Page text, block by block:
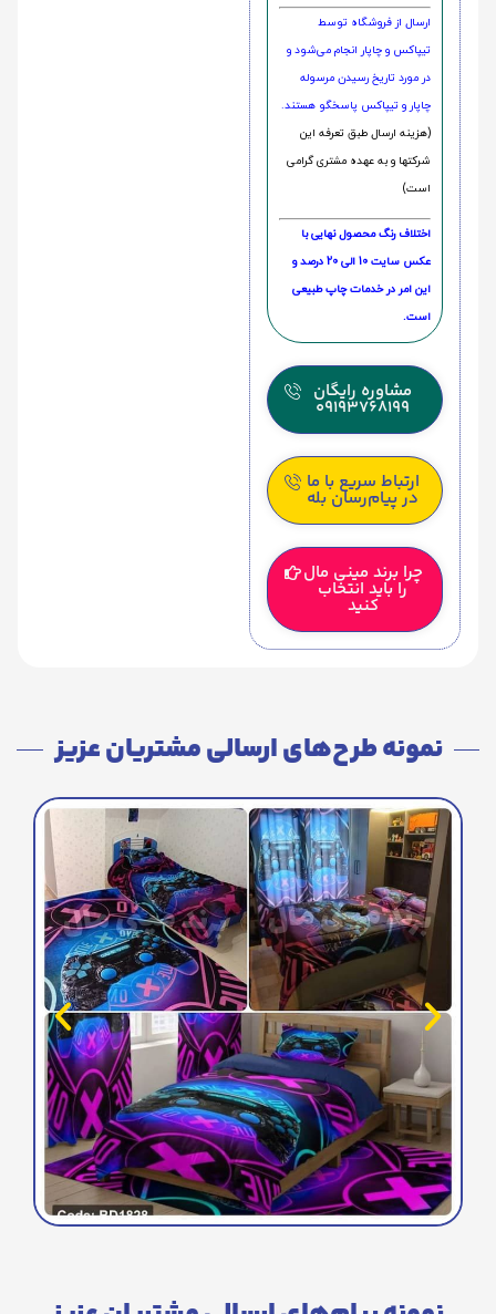
ارسال از فروشگاه توسط
تیپاکس و چاپار انجام می‌شود و
در مورد تاریخ رسیدن مرسوله
چاپار و تیپاکس پاسخگو هستند.
(هزینه ارسال طبق تعرفه این
شرکتها و به عهده مشتری گرامی
است)
اختلاف رنگ محصول نهایی با
عکس سایت 10 الی 20 درصد و
این امر در خدمات چاپ طبیعی
است.
مشاوره رایگان
09193768199
ارتباط سریع با ما
در پیام‌رسان بله
چرا برند مینی مال
را باید انتخاب
کنید
نمونه طرح‌های ارسالی مشتریان عزیز